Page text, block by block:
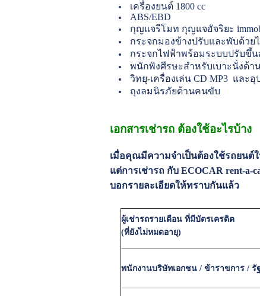
เครื่องยนต์ 1800 cc
ABS/EBD
กุญแจรีโมท กุญแจอัจริยะ
กระจกมองข้างปรับและพับด้วย
กระจกไฟฟ้าพร้อมระบบปรับขึ้
พนักพิงศีรษะสำหรับเบาะนั่งด้
วิทยุ-เครื่องเล่นCD MP3 และอุ
ถุงลมนิรภัยด้านคนขับ
เอกสารเช่ารถ ต้องใช้อะไรบ้าง
เมื่อคุณมีความจำเป็นต้องใช้รถยนต์
แต่การเช่ารถ กับ ECOCAR rent-
บอกรายละเอียดให้ทราบกันแล้ว
ผู้เช่ารถรายเดือน ที่มีบัตรเครดิต
(ที่ยังไม่หมดอายุ)
พนักงานบริษัทเอกชน / ข้าราขการ / รั